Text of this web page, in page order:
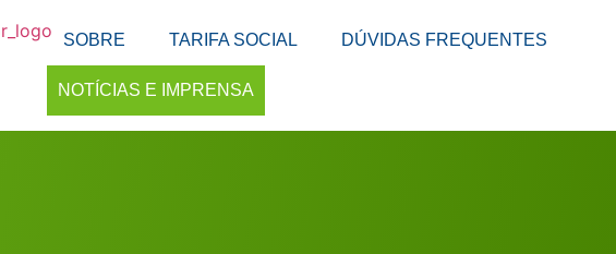
SOBRE TARIFA SOCIAL DÚVIDAS FREQUENTES
NOTÍCIAS E IMPRENSA